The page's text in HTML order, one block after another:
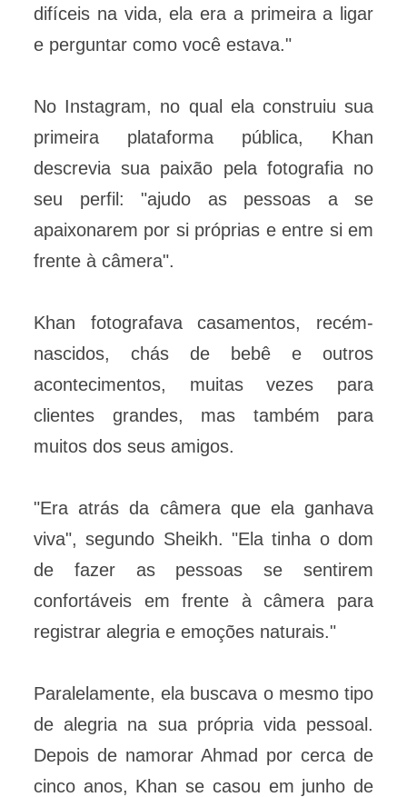
difíceis na vida, ela era a primeira a ligar
e perguntar como você estava."
No Instagram, no qual ela construiu sua
primeira plataforma pública, Khan
descrevia sua paixão pela fotografia no
seu perfil: "ajudo as pessoas a se
apaixonarem por si próprias e entre si em
frente à câmera".
Khan fotografava casamentos, recém-
nascidos, chás de bebê e outros
acontecimentos, muitas vezes para
clientes grandes, mas também para
muitos dos seus amigos.
"Era atrás da câmera que ela ganhava
viva", segundo Sheikh. "Ela tinha o dom
de fazer as pessoas se sentirem
confortáveis em frente à câmera para
registrar alegria e emoções naturais."
Paralelamente, ela buscava o mesmo tipo
de alegria na sua própria vida pessoal.
Depois de namorar Ahmad por cerca de
cinco anos, Khan se casou em junho de